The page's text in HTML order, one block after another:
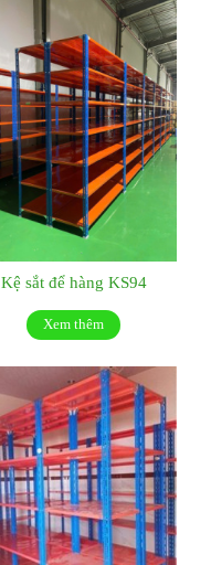
Kệ sắt để hàng KS94
Xem thêm